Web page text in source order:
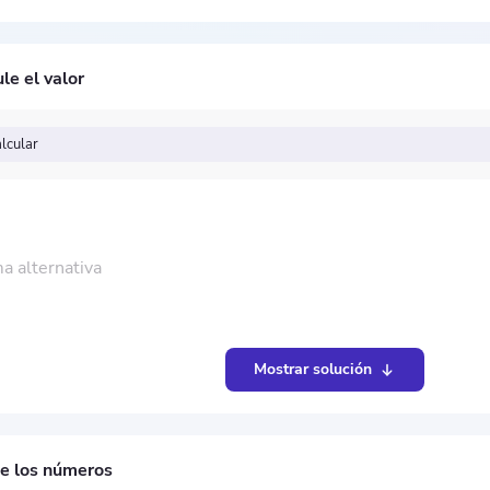
el valor
alternativa
Mostrar solución
los números